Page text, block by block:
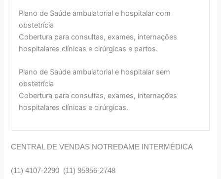
Plano de Saúde ambulatorial e hospitalar com
obstetrícia
Cobertura para consultas, exames, internações
hospitalares clínicas e cirúrgicas e partos.
Plano de Saúde ambulatorial e hospitalar sem
obstetrícia
Cobertura para consultas, exames, internações
hospitalares clínicas e cirúrgicas.
CENTRAL DE VENDAS NOTREDAME INTERMÉDICA
(11) 4107-2290 (11) 95956-2748